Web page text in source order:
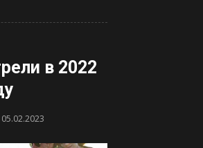
в 2022
05.02.2023